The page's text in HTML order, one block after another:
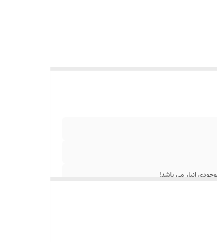
انبار می باشد!